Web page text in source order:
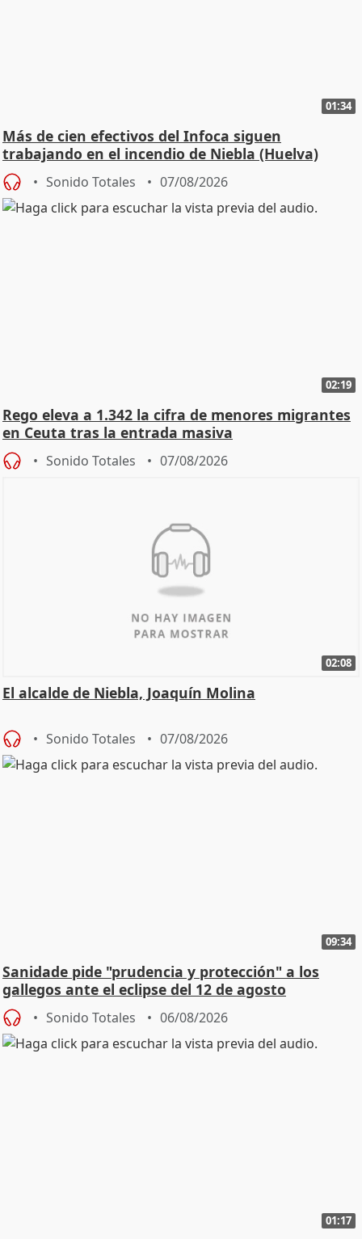
01:34
Más de cien efectivos del Infoca siguen
trabajando en el incendio de Niebla (Huelva)
Sonido Totales 07/08/2026
02:19
Rego eleva a 1.342 la cifra de menores migrantes
en Ceuta tras la entrada masiva
Sonido Totales 07/08/2026
02:08
El alcalde de Niebla, Joaquín Molina
Sonido Totales 07/08/2026
09:34
Sanidade pide "prudencia y protección" a los
gallegos ante el eclipse del 12 de agosto
Sonido Totales 06/08/2026
01:17